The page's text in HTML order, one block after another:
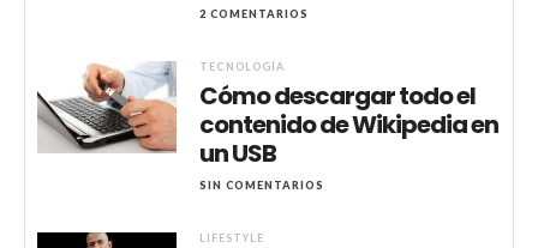
2 COMENTARIOS
TECNOLOGÍA
Cómo descargar todo el
contenido de Wikipedia en
un USB
SIN COMENTARIOS
LIFESTYLE